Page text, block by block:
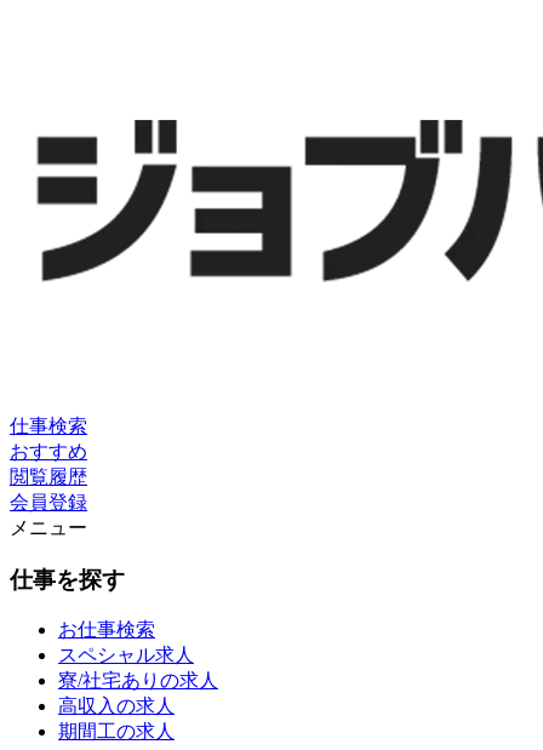
仕事検索
おすすめ
閲覧履歴
会員登録
メニュー
仕事を探す
お仕事検索
スペシャル求人
寮/社宅ありの求人
高収入の求人
期間工の求人